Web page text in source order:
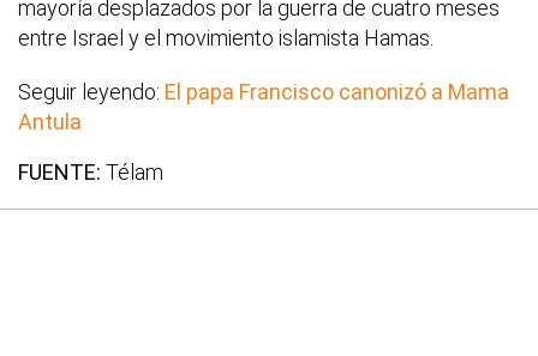
mayoría desplazados por la guerra de cuatro meses
entre Israel y el movimiento islamista Hamas.
Seguir leyendo: El papa Francisco canonizó a Mama
Antula
FUENTE: Télam